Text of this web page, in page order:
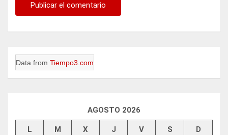
Data from Tiempo3.com
AGOSTO 2026
L M X J V S D